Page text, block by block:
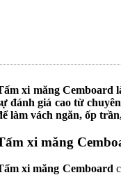
xi măng Cemboard
đánh giá cao từ
làm vách ngăn, ốp
xi măng
xi măng Cemboard